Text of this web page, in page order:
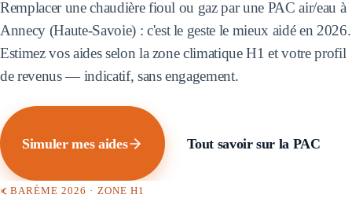
Remplacer une chaudière fioul ou gaz par une PAC air/eau à
Annecy (Haute-Savoie) : c'est le geste le mieux aidé en 2026.
Estimez vos aides selon la zone climatiqueH1 et votre profil
de revenus — indicatif, sans engagement.
Simuler mes aides Tout savoir sur la PAC
BARÈME 2026 · ZONE H1